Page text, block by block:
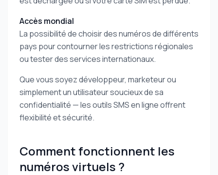
Accès mondial
La possibilité de choisir des numéros de différents
pays pour contourner les restrictions régionales
ou tester des services internationaux.
Que vous soyez développeur, marketeur ou
simplement un utilisateur soucieux de sa
confidentialité — les outils SMS en ligne offrent
flexibilité et sécurité.
Comment fonctionnent les
numéros virtuels ?